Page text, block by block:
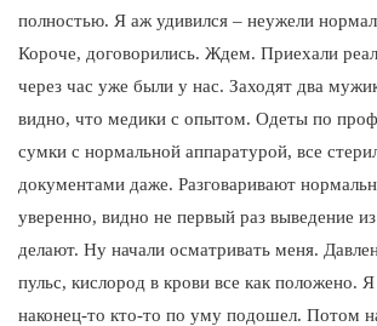
полностью. Я аж удивился – неужели
Короче, договорились. Ждем. Приехали
через час уже были у нас. Заходят два
видно, что медики с опытом. Одеты по
сумки с нормальной аппаратурой, все
документами даже. Разговаривают
уверенно, видно не первый раз выведение
делают. Ну начали осматривать меня.
пульс, кислород в крови все как положено.
наконец-то кто-то по уму подошел. Потом